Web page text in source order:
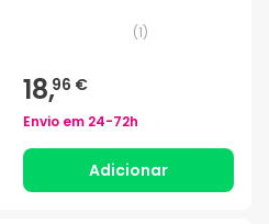
(1)
18,96 €
Envio em 24-72h
Adicionar